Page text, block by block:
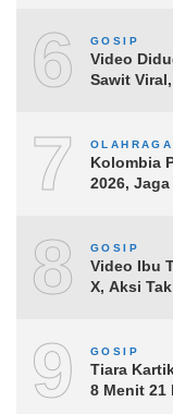
6 GOSIP
Video
Sawit
7 OLAHRAGA
Kolombia
2026,
8 GOSIP
Video Ibu
X, Aksi
9 GOSIP
Tiara
8 Menit 21